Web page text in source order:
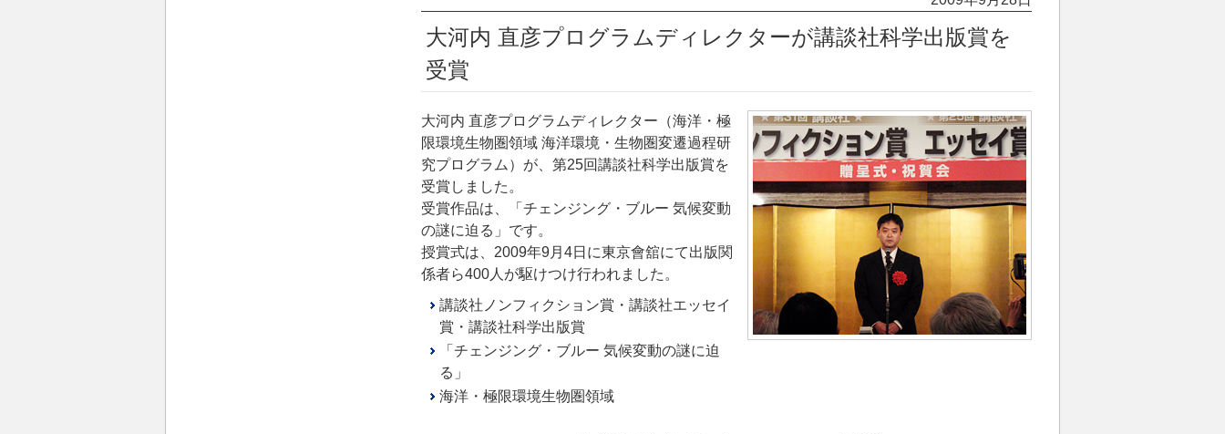
大河内 直彦プログラムディレクターが講談社科学出版賞を
受賞
大河内 直彦プログラムディレクター（海洋・極
限環境生物圏領域 海洋環境・生物圏変遷過程研
究プログラム）が、第25回講談社科学出版賞を
受賞しました。
受賞作品は、「チェンジング・ブルー 気候変動
の謎に迫る」です。
授賞式は、2009年9月4日に東京會舘にて出版関
係者ら400人が駆けつけ行われました。
講談社ノンフィクション賞・講談社エッセイ
賞・講談社科学出版賞
「チェンジング・ブルー 気候変動の謎に迫
る」
海洋・極限環境生物圏領域